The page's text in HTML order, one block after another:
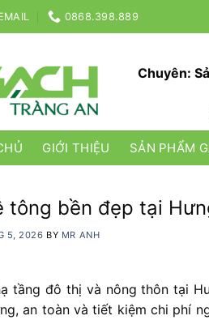
0868.398.889
Chuyên:
GIỚI THIỆU SẢN PHẨM
tông bền đẹp tại
5, 2026 BY MR ANH
tầng đô thị và nông thôn tại
an toàn và tiết kiệm chi phí